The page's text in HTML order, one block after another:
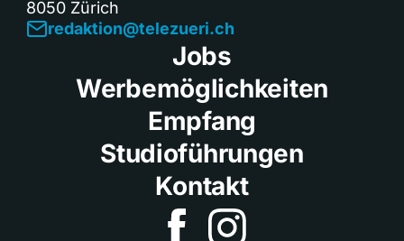
8050 Zürich
redaktion@telezueri.ch
Jobs
Werbemöglichkeiten
Empfang
Studioführungen
Kontakt